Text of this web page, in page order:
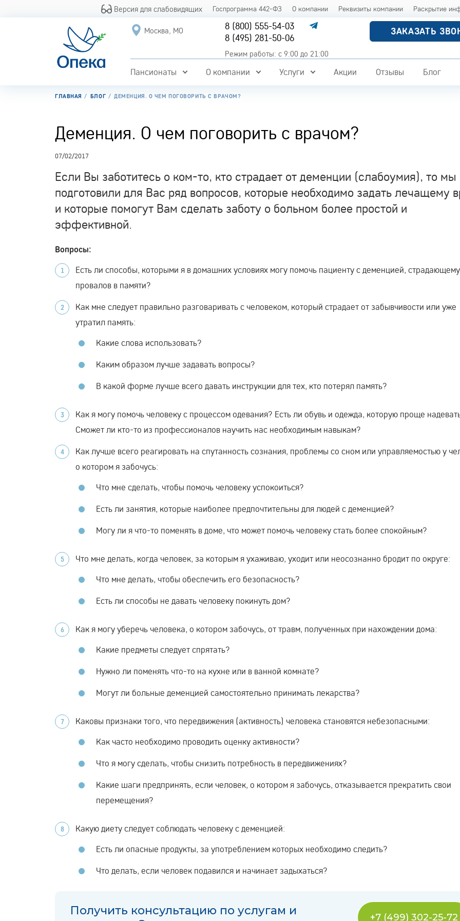
Версия для слабовидящих Госпрограмма 442-ФЗ О компании Реквизиты компании Раскрытие
Москва, МО
8 (800) 555-54-03
8 (495) 281-50-06
Режим работы: с 9:00 до 21:00
ЗАКАЗАТЬ
Пансионаты О компании Услуги Акции Отзывы Блог
ГЛАВНАЯ БЛОГ ДЕМЕНЦИЯ. О ЧЕМ ПОГОВОРИТЬ С ВРАЧОМ?
Деменция. О чем поговорить с врачом?
07/02/2017
Если Вы заботитесь о ком-то, кто страдает от деменции (слабоумия), то мы
подготовили для Вас ряд вопросов, которые необходимо задать лечащему
и которые помогут Вам сделать заботу о больном более простой и
эффективной.
Вопросы:
Есть ли способы, которыми я в домашних условиях могу помочь пациенту с деменцией,
провалов в памяти?
Как мне следует правильно разговаривать с человеком, который страдает от забывчивости или уже
утратил память:
Какие слова использовать?
Каким образом лучше задавать вопросы?
В какой форме лучше всего давать инструкции для тех, кто потерял память?
Как я могу помочь человеку с процессом одевания? Есть ли обувь и одежда, которую проще
Сможет ли кто-то из профессионалов научить нас необходимым навыкам?
Как лучше всего реагировать на спутанность сознания, проблемы со сном или управляемостью у
о котором я забочусь:
Что мне сделать, чтобы помочь человеку успокоиться?
Есть ли занятия, которые наиболее предпочтительны для людей с деменцией?
Могу ли я что-то поменять в доме, что может помочь человеку стать более спокойным?
Что мне делать, когда человек, за которым я ухаживаю, уходит или неосознанно бродит по округе:
Что мне делать, чтобы обеспечить его безопасность?
Есть ли способы не давать человеку покинуть дом?
Как я могу уберечь человека, о котором забочусь, от травм, полученных при нахождении дома:
Какие предметы следует спрятать?
Нужно ли поменять что-то на кухне или в ванной комнате?
Могут ли больные деменцией самостоятельно принимать лекарства?
Каковы признаки того, что передвижения (активность) человека становятся небезопасными:
Как часто необходимо проводить оценку активности?
Что я могу сделать, чтобы снизить потребность в передвижениях?
Какие шаги предпринять, если человек, о котором я забочусь, отказывается прекратить свои
перемещения?
Какую диету следует соблюдать человеку с деменцией:
Есть ли опасные продукты, за употреблением которых необходимо следить?
Что делать, если человек подавился и начинает задыхаться?
Получить консультацию по услугам и
+7 (499) 302-25-72